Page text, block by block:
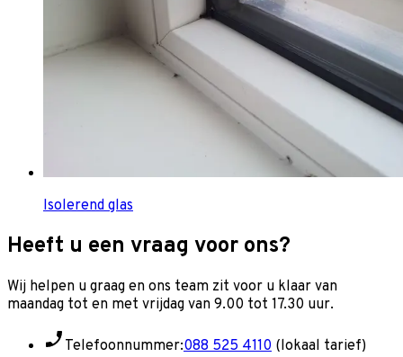
Isolerend glas
Heeft u een vraag voor ons?
Wij helpen u graag en ons team zit voor u klaar van
maandag tot en met vrijdag van 9.00 tot 17.30 uur.
Telefoonnummer:088 525 4110 (lokaal tarief)